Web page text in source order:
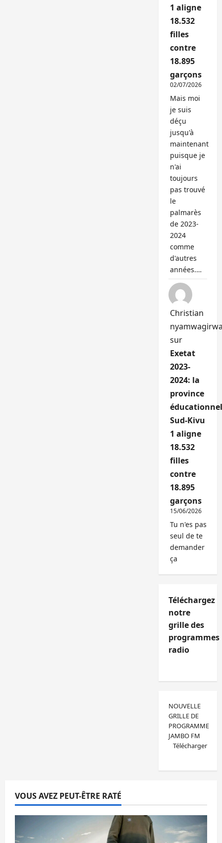
1 aligne
18.532
filles
contre
18.895
garçons
02/07/2026
Mais moi
je suis
déçu
jusqu'à
maintenant
puisque je
n'ai
toujours
pas trouvé
le
palmarès
de 2023-
2024
comme
d'autres
années.…
Christian
sur
Exetat
2023-
2024: la
province
Sud-Kivu
1 aligne
18.532
filles
contre
18.895
garçons
15/06/2026
Tu n'es pas
seul de te
demander
ça
Téléchargez
notre
grille des
programmes
radio
NOUVELLE
GRILLE DE
PROGRAMME
JAMBO FM
Télécharger
VOUS AVEZ PEUT-ÊTRE RATÉ